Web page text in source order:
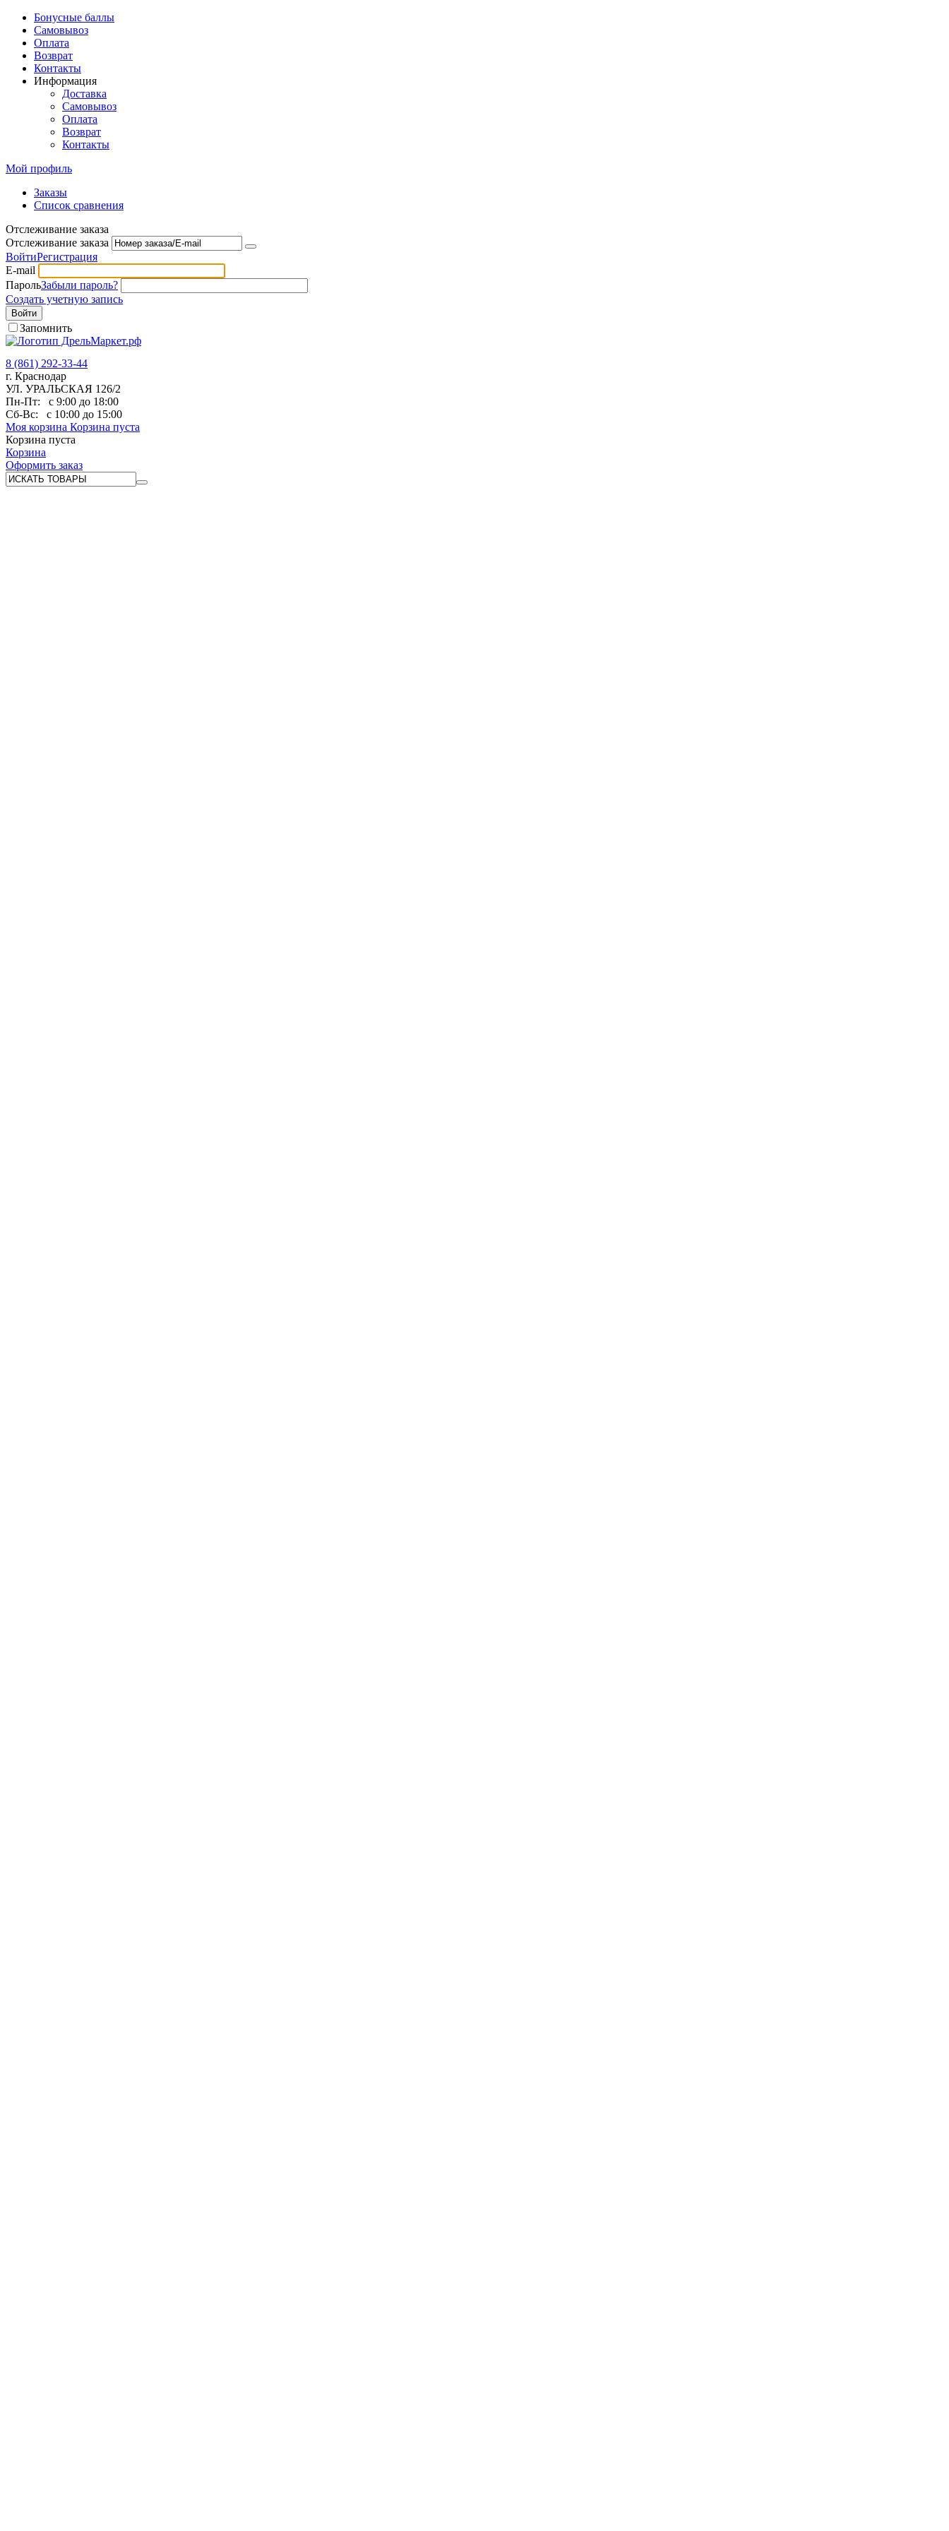
Бонусные баллы
Самовывоз
Оплата
Возврат
Контакты
Информация
Доставка
Самовывоз
Оплата
Возврат
Контакты
Мой профиль
Заказы
Список сравнения
Отслеживание заказа
Отслеживание заказа
ВойтиРегистрация
E-mail
ПарольЗабыли пароль?
Создать учетную запись
Войти
Запомнить
8 (861) 292-33-44
г. Краснодар
УЛ. УРАЛЬСКАЯ 126/2
Пн-Пт:
с 9:00 до 18:00
Сб-Вс:
с 10:00 до 15:00
Моя корзина Корзина пуста
Корзина пуста
Корзина
Оформить заказ